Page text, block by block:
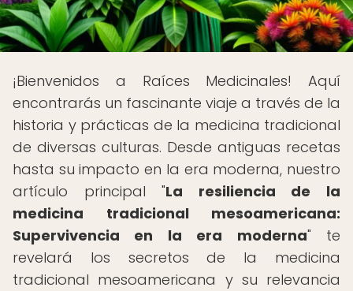
¡Bienvenidos a Raíces Medicinales! Aquí
encontrarás un fascinante viaje a través de la
historia y prácticas de la medicina tradicional
de diversas culturas. Desde antiguas recetas
hasta su impacto en la era moderna, nuestro
artículo principal "La resiliencia de la
medicina tradicional mesoamericana:
Supervivencia en la era moderna" te
revelará los secretos de la medicina
tradicional mesoamericana y su relevancia